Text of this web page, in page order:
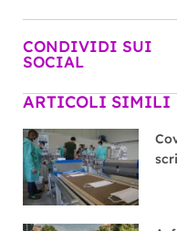
CONDIVIDI SUI
SOCIAL
ARTICOLI SIMILI